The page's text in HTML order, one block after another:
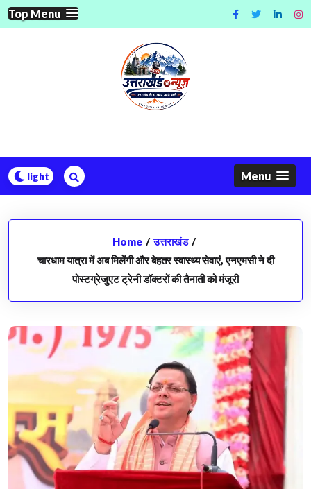
Skip
to
Top Menu
Menu
Home / उत्तराखंड /
चारधाम यात्रा में अब मिलेंगी और बेहतर स्वास्थ्य सेवाएं, एनएमसी ने दी
पोस्टग्रेजुएट ट्रेनी डॉक्टरों की तैनाती को मंजूरी